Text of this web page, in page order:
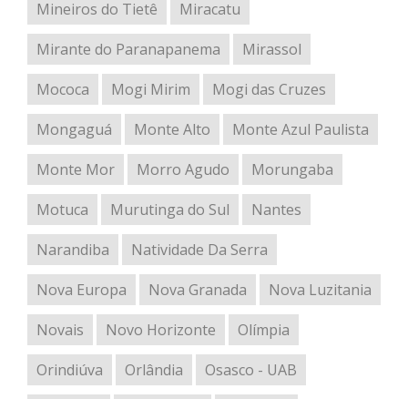
Mineiros do Tietê
Miracatu
Mirante do Paranapanema
Mirassol
Mococa
Mogi Mirim
Mogi das Cruzes
Mongaguá
Monte Alto
Monte Azul Paulista
Monte Mor
Morro Agudo
Morungaba
Motuca
Murutinga do Sul
Nantes
Narandiba
Natividade Da Serra
Nova Europa
Nova Granada
Nova Luzitania
Novais
Novo Horizonte
Olímpia
Orindiúva
Orlândia
Osasco - UAB